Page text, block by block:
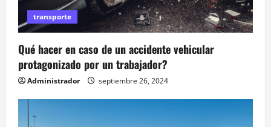
a
d
a
s
transporte
Qué hacer en caso de un accidente vehicular
protagonizado por un trabajador?
Administrador septiembre 26, 2024